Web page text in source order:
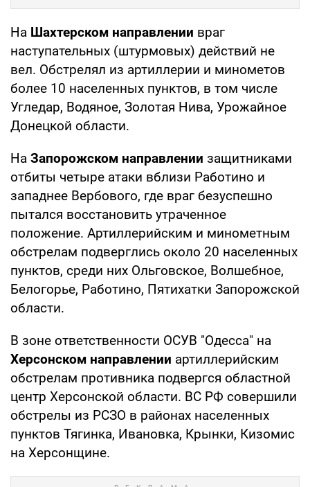
На Шахтерском направлении враг
наступательных (штурмовых) действий не
вел. Обстрелял из артиллерии и минометов
более 10 населенных пунктов, в том числе
Угледар, Водяное, Золотая Нива, Урожайное
Донецкой области.
На Запорожском направлении защитниками
отбиты четыре атаки вблизи Работино и
западнее Вербового, где враг безуспешно
пытался восстановить утраченное
положение. Артиллерийским и минометным
обстрелам подверглись около 20 населенных
пунктов, среди них Ольговское, Волшебное,
Белогорье, Работино, Пятихатки Запорожской
области.
В зоне ответственности ОСУВ "Одесса" на
Херсонском направлении артиллерийским
обстрелам противника подвергся областной
центр Херсонской области. ВС РФ совершили
обстрелы из РСЗО в районах населенных
пунктов Тягинка, Ивановка, Крынки, Кизомис
на Херсонщине.